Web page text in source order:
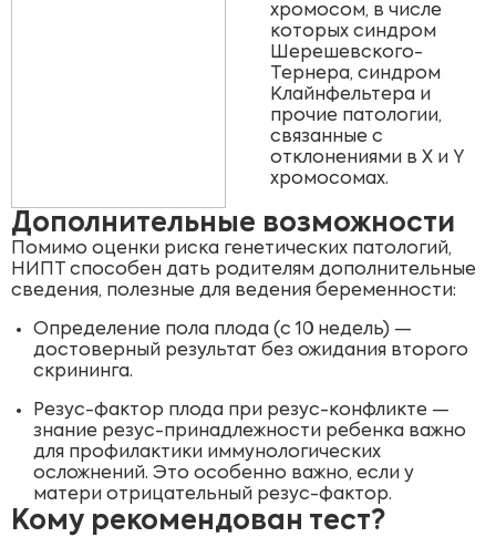
хромосом, в числе
которых синдром
Шерешевского-
Тернера, синдром
Клайнфельтера и
прочие патологии,
связанные с
отклонениями в X и Y
хромосомах.
Дополнительные возможности
Помимо оценки риска генетических патологий,
НИПТ способен дать родителям дополнительные
сведения, полезные для ведения беременности:
Определение пола плода (с 10 недель) —
достоверный результат без ожидания второго
скрининга.
Резус-фактор плода при резус-конфликте —
знание резус-принадлежности ребенка важно
для профилактики иммунологических
осложнений. Это особенно важно, если у
матери отрицательный резус-фактор.
Кому рекомендован тест?